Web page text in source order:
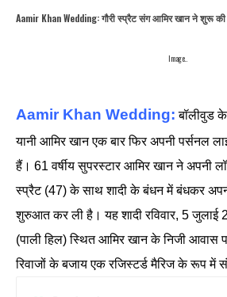
Aamir Khan Wedding: गौरी स्प्रैट संग आमिर खान ने शुरू की
Image..
Aamir Khan Wedding: बॉलीवुड के
यानी आमिर खान एक बार फिर अपनी पर्सनल
हैं। 61 वर्षीय सुपरस्टार आमिर खान ने अपनी
स्प्रैट (47) के साथ शादी के बंधन में बंधकर
शुरुआत कर ली है। यह शादी रविवार, 5 जुलाई
(पाली हिल) स्थित आमिर खान के निजी आवास
रिवाजों के बजाय एक रजिस्टर्ड मैरिज के रूप में